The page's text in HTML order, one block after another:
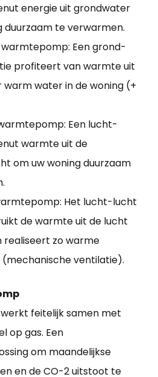
energie uit grondwater
duurzaam te verwarmen.
Een grond-
profiteert van warmte uit
warm water in de woning (+
Een lucht-
warmte uit de
om uw woning duurzaam
Het lucht-lucht
de warmte uit de lucht
realiseert zo warme
ventilatie).
feitelijk samen met
op gas. Een
om maandelijkse
en de CO-2 uitstoot te